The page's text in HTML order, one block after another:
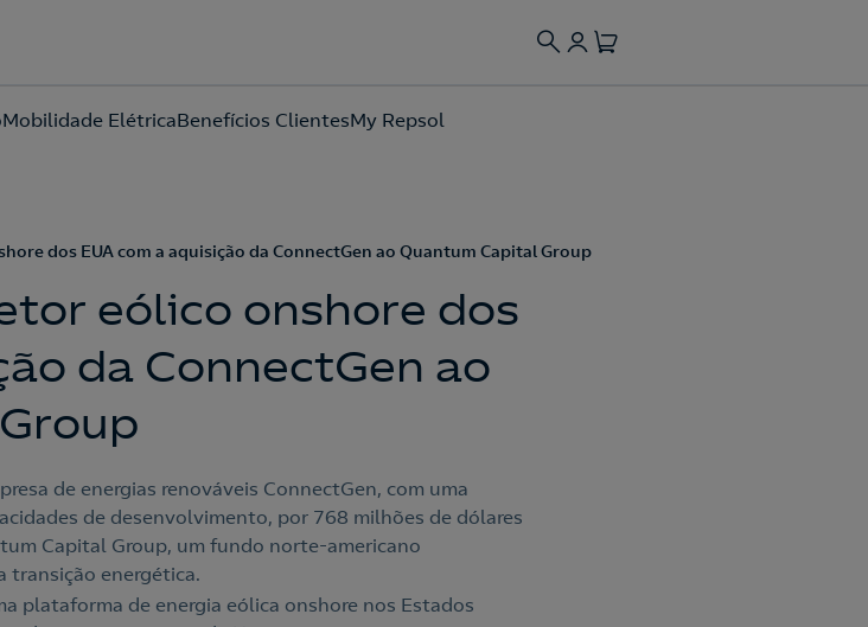
Mobilidade ElétricaBenefícios ClientesMy Repsol
de protección de datos.
dos EUA com a aquisição da ConnectGen ao Quantum Capital Group
eólico onshore dos
da ConnectGen ao
de energias renováveis ConnectGen, com uma
de desenvolvimento, por 768 milhões de dólares
Capital Group, um fundo norte-americano
transição energética.
plataforma de energia eólica onshore nos Estados